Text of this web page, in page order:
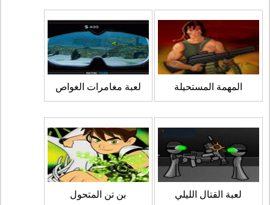
المهمة المستحيلة لعبة مغامرات الغواص
لعبة القتال الليلي بن تن المتحول